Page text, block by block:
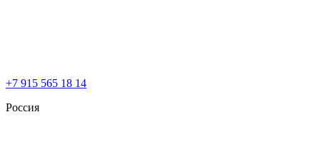
+7 915 565 18 14
Россия